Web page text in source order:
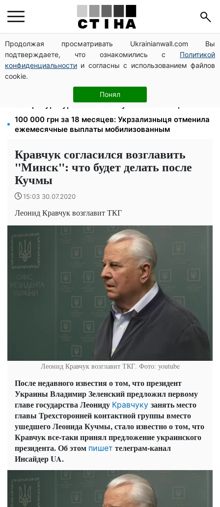
Продолжая просматривать Ukrainianwall.com Вы
подтверждаете, что ознакомились с Политикой
конфиденциальности и согласны с использованием файлов
cookie.
Понял
172 940 грн защитят жилье от ареста за
коммуналку: с октября порог — 432 тысячи
8 451 грн вместо пакета малыша: Пенсионный фонд
объяснил, как получить деньги
1577 человек списали с учета за $10 000:
Генпрокуратура о схеме в Мукачевском ТЦК
100 000 грн за 18 месяцев: Укрзализныця отменила
ежемесячные выплаты мобилизованным
Кравчук согласился возглавить
"Минск": что будет делать после
Кучмы
15:03 30.07.2020
Леонид Кравчук возглавит ТКГ
Леонид Кравчук возглавит ТКГ. Фото: youtube
После недавного известия о том, что президент
Украины Владимир Зеленский предложил первому
главе государства Леониду Кравчуку занять место
главы Трехсторонней контактной группы вместо
ушедшего Леонида Кучмы, стало известно о том, что
Кравчук все-таки принял предложение украинского
президента. Об этом пишет телеграм-канал
Инсайдер UA.